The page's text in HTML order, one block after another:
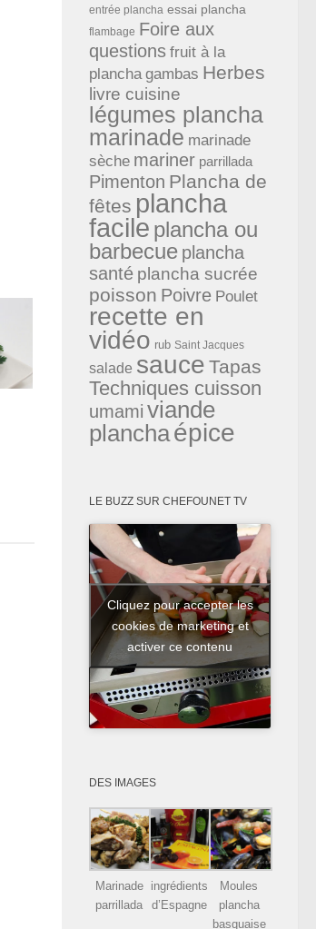
entrée plancha essai plancha
flambage Foire aux
questions fruit à la
plancha gambas Herbes
livre cuisine
légumes plancha
marinade marinade
sèche mariner parrillada
Pimenton Plancha de
fêtes plancha
facile plancha ou
barbecue plancha
santé plancha sucrée
poisson Poivre Poulet
recette en
vidéo rub Saint Jacques
salade sauce Tapas
Techniques cuisson
umami viande
planchaépice
LE BUZZ SUR CHEFOUNET TV
Cliquez pour accepter les
cookies de marketing et
activer ce contenu
DES IMAGES
Marinade
parrillada
ingrédients
d’Espagne
Moules
plancha
basquaise